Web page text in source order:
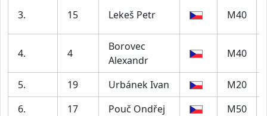
3. 15 Lekeš Petr M40
4. 4
Borovec
Alexandr
M40
5. 19 Urbánek Ivan M20
6.
17 Pouč Ondřej M50